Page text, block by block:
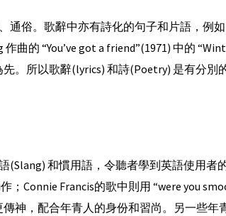
通俗。歌辭中亦有詩化的句子和片語，例如
作曲的 “You’ve got a friend”(1971) 中的
。所以歌辭(lyrics) 和詩(Poetry) 是有分
(Slang) 和慣用語，令聽者學到英語使用者
；Connie Francis的歌中則用 “were you
神，配合年青人的身份和習尚。另一些年